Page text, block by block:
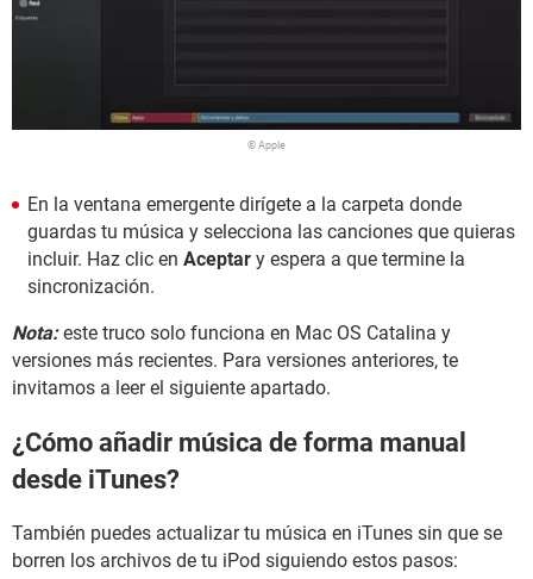
© Apple
En la ventana emergente dirígete a la carpeta donde
guardas tu música y selecciona las canciones que quieras
incluir. Haz clic en Aceptar y espera a que termine la
sincronización.
Nota:este truco solo funciona en Mac OS Catalina y
versiones más recientes. Para versiones anteriores, te
invitamos a leer el siguiente apartado.
¿Cómo añadir música de forma manual
desde iTunes?
También puedes actualizar tu música en iTunes sin que se
borren los archivos de tu iPod siguiendo estos pasos: